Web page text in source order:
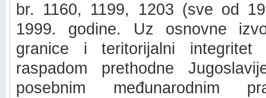
br. 1160, 1199, 1203 (sve od
1999. godine. Uz osnovne
granice i teritorijalni integritet
raspadom prethodne
posebnim međunarodnim